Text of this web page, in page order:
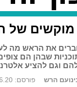
את הראש מה
שבהן הם
וגם להציע
הרש פורסם: 29.06.20, 11:09